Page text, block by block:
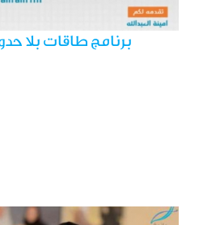
برنامج طاقات بلا
for Jeddah’s Chamber of